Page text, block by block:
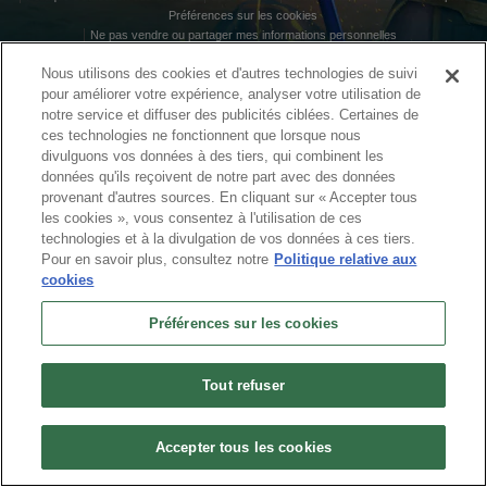
Préférences sur les cookies
Ne pas vendre ou partager mes informations personnelles
respective owners.
Nous utilisons des cookies et d'autres technologies de suivi
pour améliorer votre expérience, analyser votre utilisation de
notre service et diffuser des publicités ciblées. Certaines de
ces technologies ne fonctionnent que lorsque nous
divulguons vos données à des tiers, qui combinent les
données qu'ils reçoivent de notre part avec des données
provenant d'autres sources. En cliquant sur « Accepter tous
les cookies », vous consentez à l'utilisation de ces
technologies et à la divulgation de vos données à ces tiers.
Pour en savoir plus, consultez notre Politique relative aux
cookies
Préférences sur les cookies
Tout refuser
Accepter tous les cookies